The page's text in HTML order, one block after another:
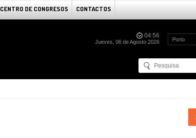
CENTRO DE CONGRESOS CONTACTOS
04:56
Jueves, 06 de Agosto 2026 Porto